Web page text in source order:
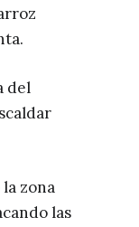
del
zona
las